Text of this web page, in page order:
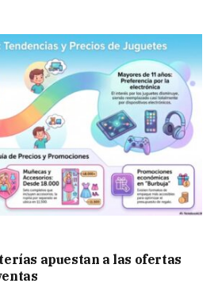
apuestan a las ofertas